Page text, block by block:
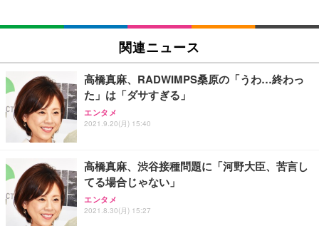
SIHOO B100 オフィスチェア／デスクチェア メッシ
ュチェア 人間工学 疲れない ブラック
￥27,999
Sezlife オフィスチェア デスクチェア 疲れない テレ
ワーク チェア 強化バックレスト 30度ロッキング機
能 人間工学 椅子 腰サポート 90度跳ね上げ式アーム
務用 おしゃれ パソコンチェア (ブラック)
Sezlife オフィスチェア デスクチェア 疲れない テレ
ワーク チェア 強化バックレスト 30度ロッキング機
能 人間工学 椅子 腰サポート 90度跳ね上げ式アーム
EIZO ビジネス向けプレミアムモニター | FlexScan
￥109,572
【純正品】27"ゲーミングモニター DualSense 充電
フック付き（CFI-ZDM1J）
【整備済み品】Dell E2724HS 27インチ 液晶モニタ
ー フルHD（1920×1080）VA 非光沢 HDMI/DisplayP
ort/VGA スピーカー内蔵 高さ調整 スイベル VESA対
Amazonベーシック ペットシーツ 厚型 ワイド 42枚
x2袋(84枚) ホワイト(吸収面:ライトブルー)
￥3,234
ネオ・ルーライフ ネオ・オムツ L 中型犬用 26枚入
り 単品
Smart Basic(スマートベーシック) 【Amazon.co.jp
限定】 Smart Basic アイリスオーヤマ ペットシーツ
超厚型 お徳用 ワイド 100枚入 (x 1) (ケース販売)
関連ニュース
高橋真麻、RADWIMPS桑原の「うわ…終わっ
た」は「ダサすぎる」
エンタメ
2021.9.20(月) 15:40
高橋真麻、渋谷接種問題に「河野大臣、苦言し
てる場合じゃない」
エンタメ
2021.8.30(月) 15:27